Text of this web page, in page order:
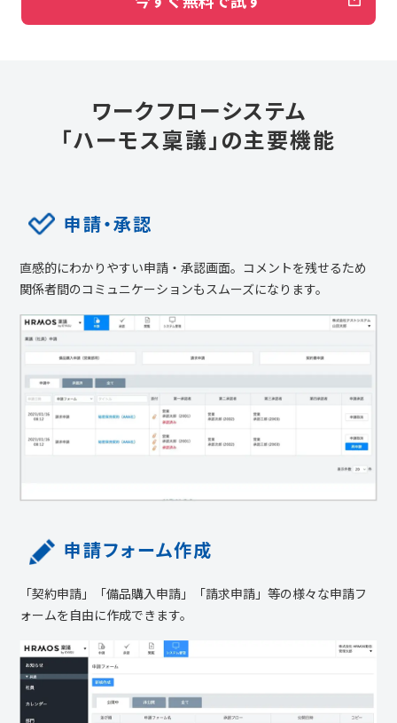
ワークフローシステム
「ハーモス稟議」の主要機能
申請・承認
直感的にわかりやすい申請・承認画面。コメントを残せるため
関係者間のコミュニケーションもスムーズになります。
申請フォーム作成
「契約申請」「備品購入申請」「請求申請」等の様々な申請フ
ォームを自由に作成できます。